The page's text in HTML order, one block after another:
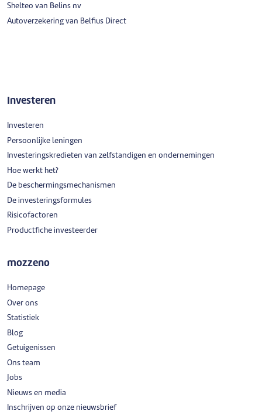
Shelteo van Belins nv
Autoverzekering van Belfius Direct
Investeren
Investeren
Persoonlijke leningen
Investeringskredieten van zelfstandigen en ondernemingen
Hoe werkt het?
De beschermingsmechanismen
De investeringsformules
Risicofactoren
Productfiche investeerder
mozzeno
Homepage
Over ons
Statistiek
Blog
Getuigenissen
Ons team
Jobs
Nieuws en media
Inschrijven op onze nieuwsbrief